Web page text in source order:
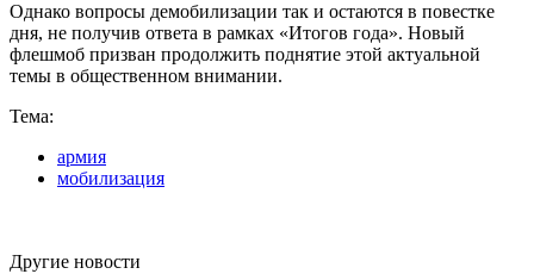
Однако вопросы демобилизации так и остаются в повестке
дня, не получив ответа в рамках «Итогов года». Новый
флешмоб призван продолжить поднятие этой актуальной
темы в общественном внимании.
Тема:
армия
мобилизация
Другие новости